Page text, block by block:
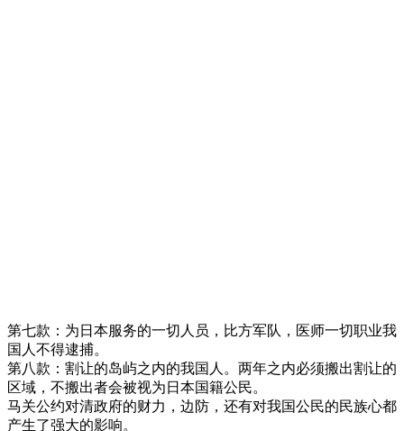
第七款：为日本服务的一切人员，比方军队，医师一切职业我
国人不得逮捕。
第八款：割让的岛屿之内的我国人。两年之内必须搬出割让的
区域，不搬出者会被视为日本国籍公民。
马关公约对清政府的财力，边防，还有对我国公民的民族心都
产生了强大的影响。